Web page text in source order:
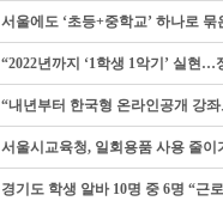
서울에도 ‘초등+중학교’ 하나로 묶
“2022년까지 ‘1학생 1악기’ 실현
“내년부터 한국형 온라인공개 강
서울시교육청, 일회용품 사용 줄이
경기도 학생 알바 10명 중 6명 “근